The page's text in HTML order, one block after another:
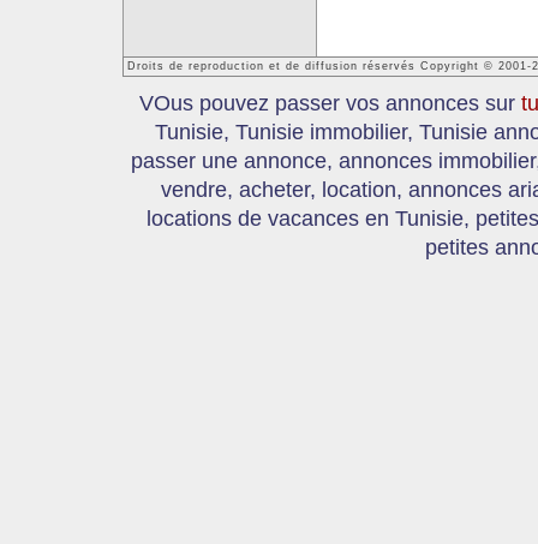
Droits de reproduction et de diffusion réservés Copyright © 2001-
VOus pouvez passer vos annonces sur
Tunisie, Tunisie immobilier, Tunisie
passer une annonce, annonces
vendre, acheter, location, annonces
locations de vacances en Tunisie,
petites